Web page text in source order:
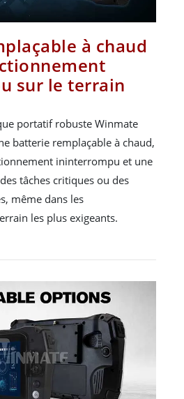
à chaud
sur le terrain
portatif robuste Winmate
batterie remplaçable à chaud,
ininterrompu et une
tâches critiques ou des
même dans les
les plus exigeants.